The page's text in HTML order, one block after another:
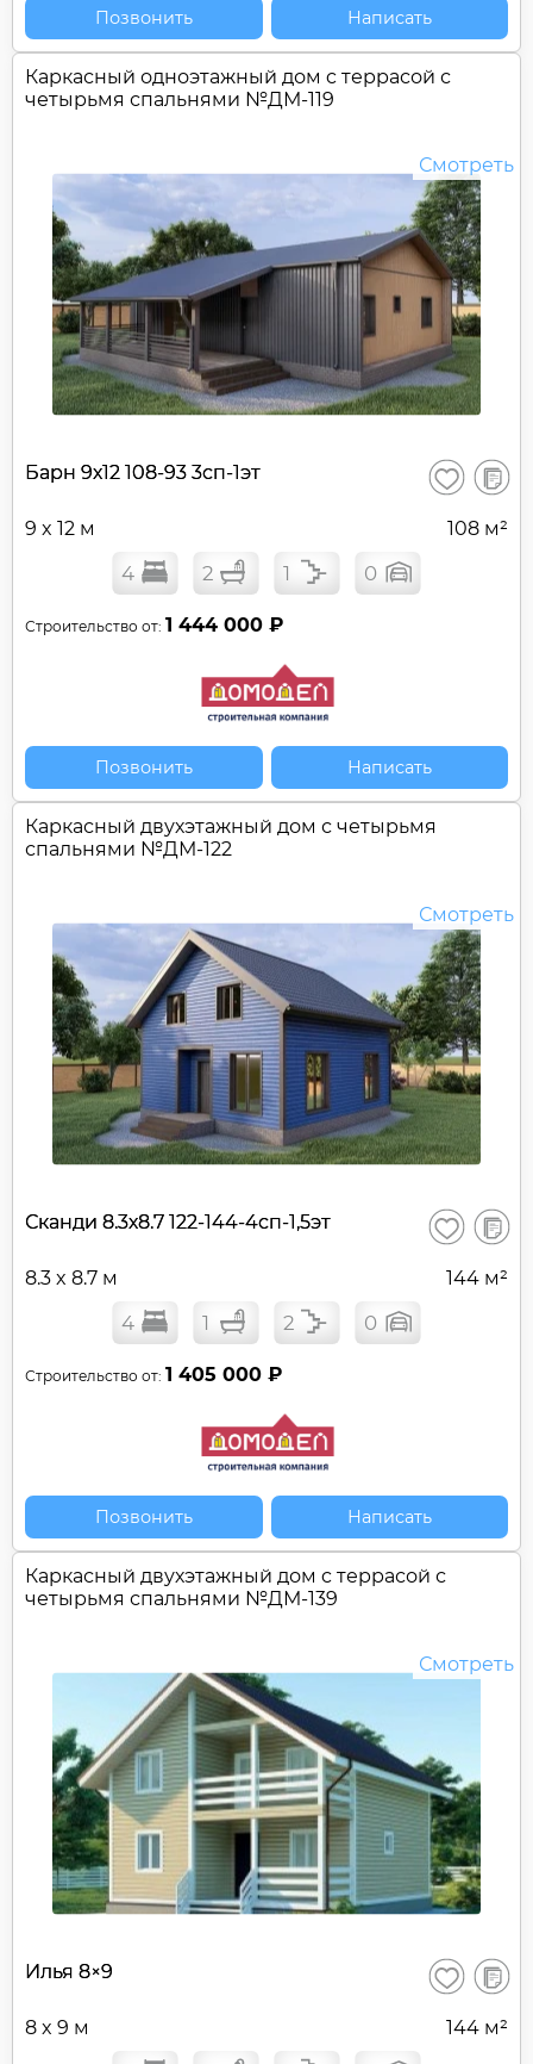
Позвонить Написать
Каркасный одноэтажный дом c террасой с
четырьмя спальнями №ДМ-119
Смотреть
Барн 9х12 108-93 3сп-1эт Сохранить
В
9 x 12 м 108 м²
4 2 1 0
Строительство от: 1 444 000 ₽
Позвонить Написать
Каркасный двухэтажный дом с четырьмя
спальнями №ДМ-122
Смотреть
Сканди 8.3х8.7 122-144-4сп-1,5эт Сохранить
В
8.3 x 8.7 м 144 м²
4 1 2 0
Строительство от: 1 405 000 ₽
Позвонить Написать
Каркасный двухэтажный дом c террасой с
четырьмя спальнями №ДМ-139
Смотреть
Илья 8×9 Сохранить
В
8 x 9 м 144 м²